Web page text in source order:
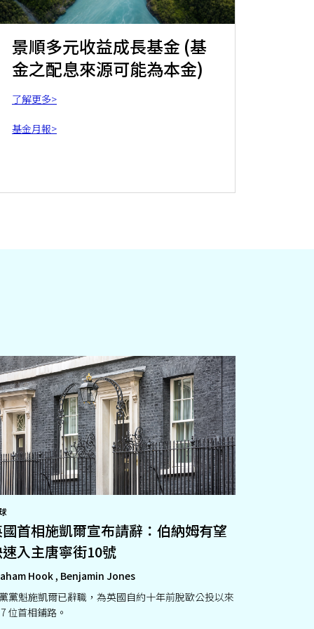
景順多元收益成長基金 (基
金之配息來源可能為本金)
了解更多>
基金月報>
首相施凱爾宣布請辭：伯納姆有望
入主唐寧街10號
Hook , Benjamin Jones
黨魁施凱爾已辭職，為英國自約十年前脫歐公投以來
位首相鋪路。